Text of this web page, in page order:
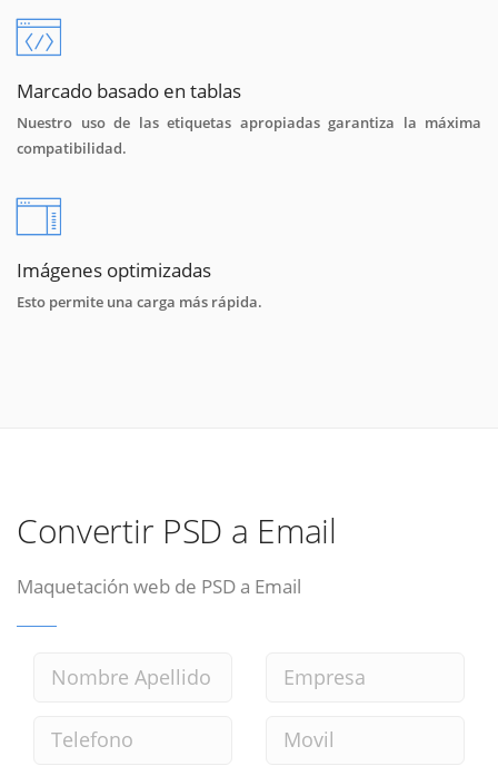
Marcado basado en tablas
Nuestro uso de las etiquetas apropiadas garantiza la máxima
compatibilidad.
Imágenes optimizadas
Esto permite una carga más rápida.
Convertir PSD a Email
Maquetación web de PSD a Email